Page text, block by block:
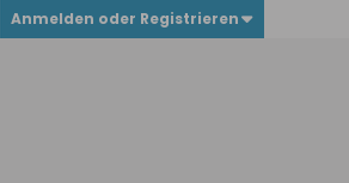
Anmelden oder Registrieren